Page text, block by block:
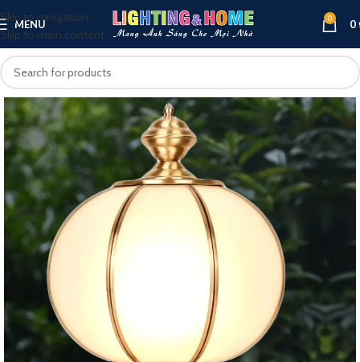
Skip to navigation
Skip to main content
MENU 0 0